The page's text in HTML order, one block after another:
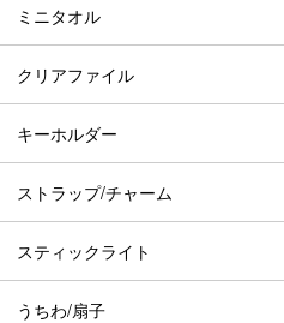
ミニタオル
クリアファイル
キーホルダー
ストラップ/チャーム
スティックライト
うちわ/扇子